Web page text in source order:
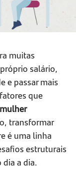
muitas
salário,
e passar mais
que
transformar
é uma linha
estruturais
dia a dia.